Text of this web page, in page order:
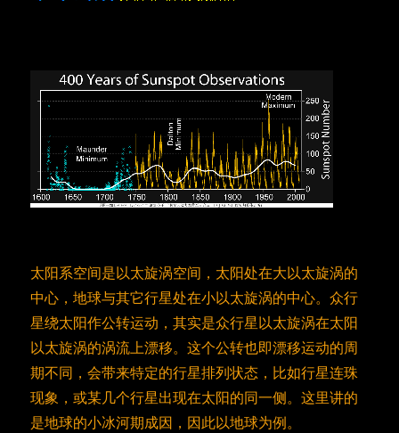
太阳系空间是以太旋涡空间，太阳处在大以太旋涡的
中心，地球与其它行星处在小以太旋涡的中心。众行
星绕太阳作公转运动，其实是众行星以太旋涡在太阳
以太旋涡的涡流上漂移。这个公转也即漂移运动的周
期不同，会带来特定的行星排列状态，比如行星连珠
现象，或某几个行星出现在太阳的同一侧。这里讲的
是地球的小冰河期成因，因此以地球为例。